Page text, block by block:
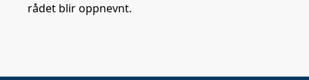
rådet blir oppnevnt.